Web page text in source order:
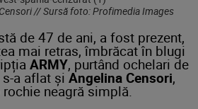
// Sursă foto: Profimedia Images
de 47 de ani, a fost prezent,
mai retras, îmbrăcat în blugi
ARMY, purtând ochelari de
s-a aflat șiAngelina Censori,
rochie neagră simplă.